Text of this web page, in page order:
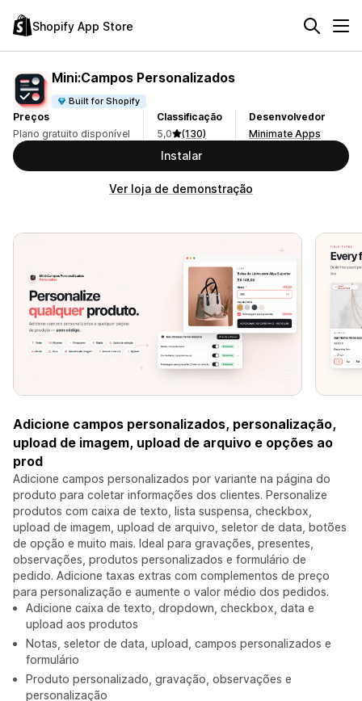
Shopify App Store
Mini:Campos Personalizados
Built for Shopify
Preços
Plano gratuito disponível
Classificação
5,0
(130)
Desenvolvedor
Minimate Apps
Instalar
Ver loja de demonstração
Adicione campos personalizados, personalização,
upload de imagem, upload de arquivo e opções ao
prod
Adicione campos personalizados por variante na página do
produto para coletar informações dos clientes. Personalize
produtos com caixa de texto, lista suspensa, checkbox,
upload de imagem, upload de arquivo, seletor de data, botões
de opção e muito mais. Ideal para gravações, presentes,
observações, produtos personalizados e formulário de
pedido. Adicione taxas extras com complementos de preço
para personalização e aumente o valor médio dos pedidos.
Adicione caixa de texto, dropdown, checkbox, data e
upload aos produtos
Notas, seletor de data, upload, campos personalizados e
formulário
Produto personalizado, gravação, observações e
personalização